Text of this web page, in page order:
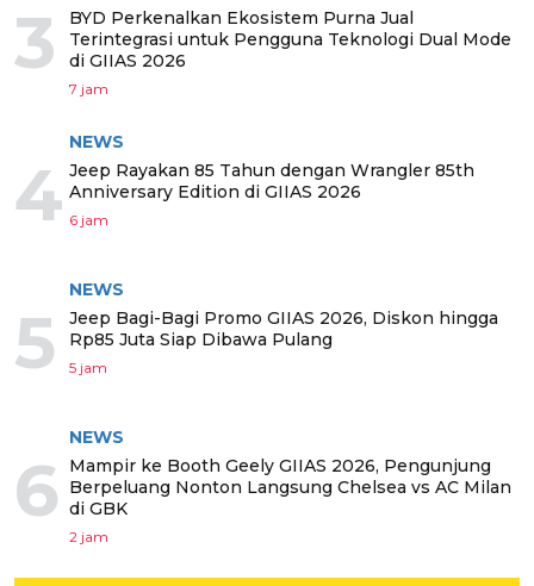
3
BYD Perkenalkan Ekosistem Purna Jual
Terintegrasi untuk Pengguna Teknologi Dual Mode
di GIIAS 2026
7 jam
4
NEWS
Jeep Rayakan 85 Tahun dengan Wrangler 85th
Anniversary Edition di GIIAS 2026
6 jam
5
NEWS
Jeep Bagi-Bagi Promo GIIAS 2026, Diskon hingga
Rp85 Juta Siap Dibawa Pulang
5 jam
6
NEWS
Mampir ke Booth Geely GIIAS 2026, Pengunjung
Berpeluang Nonton Langsung Chelsea vs AC Milan
di GBK
2 jam